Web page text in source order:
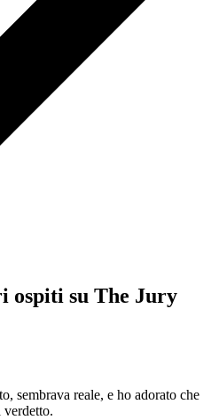
ospiti su The Jury
sembrava reale, e ho adorato che